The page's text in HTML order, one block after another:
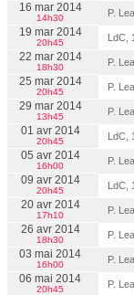
16 mar 2014
14h30 P.
19 mar 2014
20h45 LdC,
22 mar 2014
18h30 P.
25 mar 2014
20h45 P.
29 mar 2014
13h45 P.
01 avr 2014
20h45 LdC,
05 avr 2014
16h00 P.
09 avr 2014
20h45 LdC,
20 avr 2014
17h10 P.
26 avr 2014
18h30 P.
03 mai 2014
16h00 P.
06 mai 2014
20h45 P.